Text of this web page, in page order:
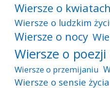
Wiersze o kwiatach
Wiersze o ludzkim
Wiersze o nocy
Wiersze o poezji
Wiersze o przemijaniu
Wiersze o sensie życia